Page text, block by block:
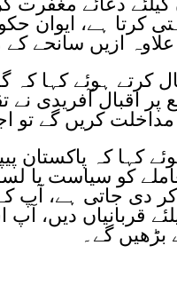
کرتا ہے، ایوان
ازیں سانحے کے
کرتے ہوئے کہا کہ
اقبال آفریدی
کریں گے تو
کہا کہ پاکستان
کو سیاست یا
کر دی جاتی ہے، آپ
قربانیاں دیں،
گے۔